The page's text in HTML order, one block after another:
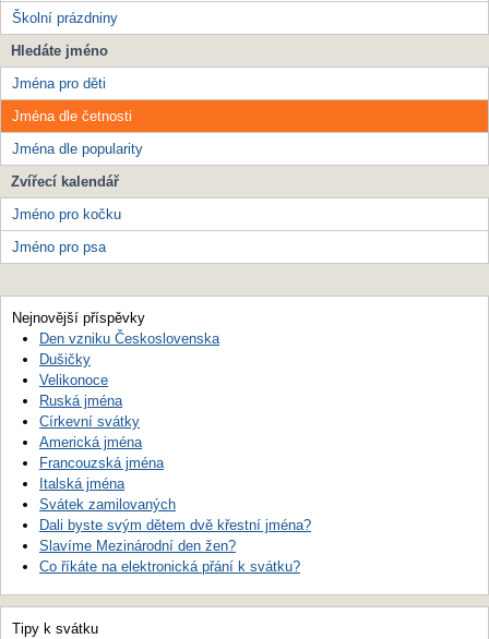
Školní prázdniny
Hledáte jméno
Jména pro děti
Jména dle četnosti
Jména dle popularity
Zvířecí kalendář
Jméno pro kočku
Jméno pro psa
Nejnovější příspěvky
Den vzniku Československa
Dušičky
Velikonoce
Ruská jména
Církevní svátky
Americká jména
Francouzská jména
Italská jména
Svátek zamilovaných
Dali byste svým dětem dvě křestní jména?
Slavíme Mezinárodní den žen?
Co říkáte na elektronická přání k svátku?
Tipy k svátku